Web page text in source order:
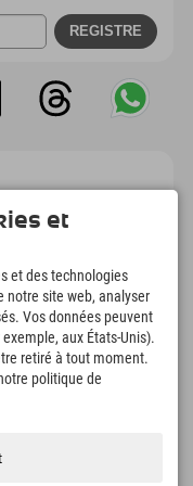
4.634 km
Pistes de ski et de
et
et des technologies
notre site web, analyser
Vos données peuvent
aux États-Unis).
retiré à tout moment.
politique de